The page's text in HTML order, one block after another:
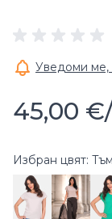
Уведоми ме,
45,00 €
Избран цвят: